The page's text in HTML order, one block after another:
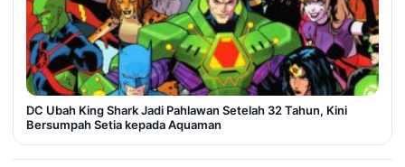
DC Ubah King Shark Jadi Pahlawan Setelah 32 Tahun, Kini
Bersumpah Setia kepada Aquaman